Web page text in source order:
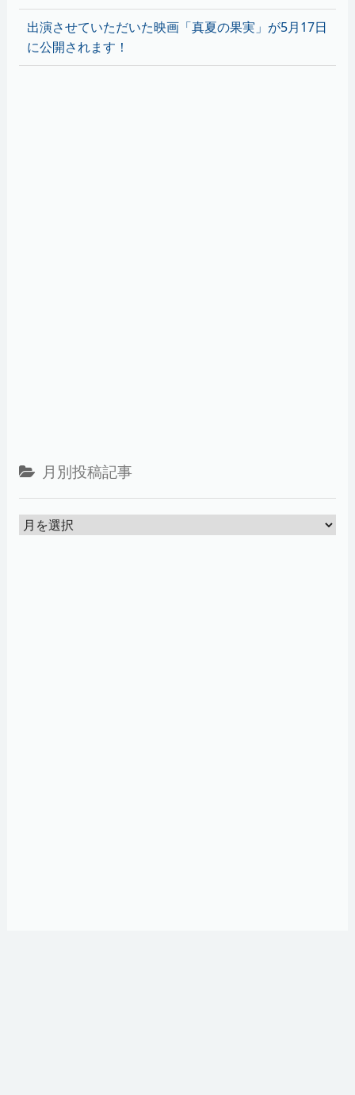
出演させていただいた映画「真夏の果実」が5月17日
に公開されます！
月別投稿記事